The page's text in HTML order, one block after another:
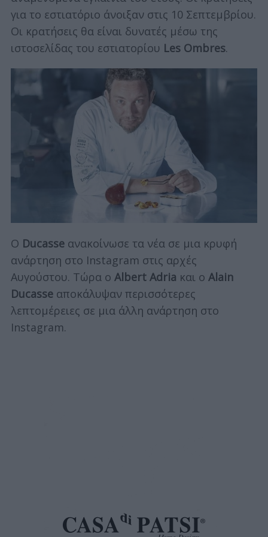
για το εστιατόριο άνοιξαν στις 10 Σεπτεμβρίου.
Οι κρατήσεις θα είναι δυνατές μέσω της
ιστοσελίδας του εστιατορίου Les Ombres.
Ο Ducasseανακοίνωσε τα νέα σε μια κρυφή
ανάρτηση στο Instagram στις αρχές
Αυγούστου. Τώρα ο Albert Adria και ο Alain
Ducasseαποκάλυψαν περισσότερες
λεπτομέρειες σε μια άλλη ανάρτηση στο
Instagram.